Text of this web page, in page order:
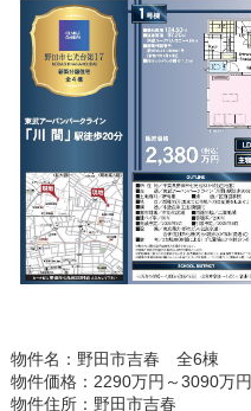
物件名：野田市吉春 全6棟
物件価格：2290万円～3090万円
物件住所：野田市吉春